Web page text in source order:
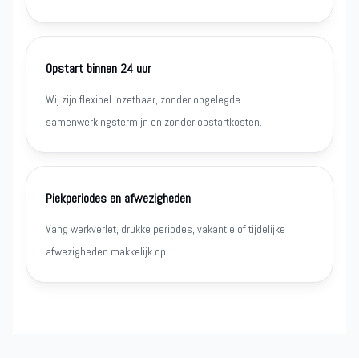
Opstart binnen 24 uur
Wij zijn flexibel inzetbaar, zonder opgelegde
samenwerkingstermijn en zonder opstartkosten.
Piekperiodes en afwezigheden
Vang werkverlet, drukke periodes, vakantie of tijdelijke
afwezigheden makkelijk op.